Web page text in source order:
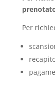
Per